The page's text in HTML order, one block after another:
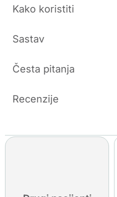
Kako koristiti
Sastav
Česta pitanja
Recenzije